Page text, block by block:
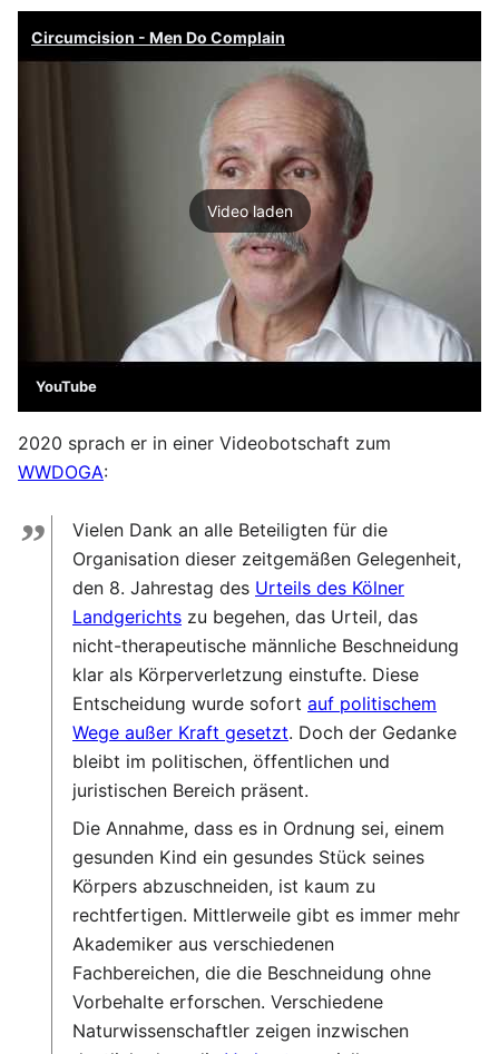
Circumcision - Men Do Complain
Video laden
YouTube
2020 sprach er in einer Videobotschaft zum
WWDOGA:
”
Vielen Dank an alle Beteiligten für die
Organisation dieser zeitgemäßen Gelegenheit,
den 8. Jahrestag des Urteils des Kölner
Landgerichts zu begehen, das Urteil, das
nicht-therapeutische männliche Beschneidung
klar als Körperverletzung einstufte. Diese
Entscheidung wurde sofort auf politischem
Wege außer Kraft gesetzt. Doch der Gedanke
bleibt im politischen, öffentlichen und
juristischen Bereich präsent.
Die Annahme, dass es in Ordnung sei, einem
gesunden Kind ein gesundes Stück seines
Körpers abzuschneiden, ist kaum zu
rechtfertigen. Mittlerweile gibt es immer mehr
Akademiker aus verschiedenen
Fachbereichen, die die Beschneidung ohne
Vorbehalte erforschen. Verschiedene
Naturwissenschaftler zeigen inzwischen